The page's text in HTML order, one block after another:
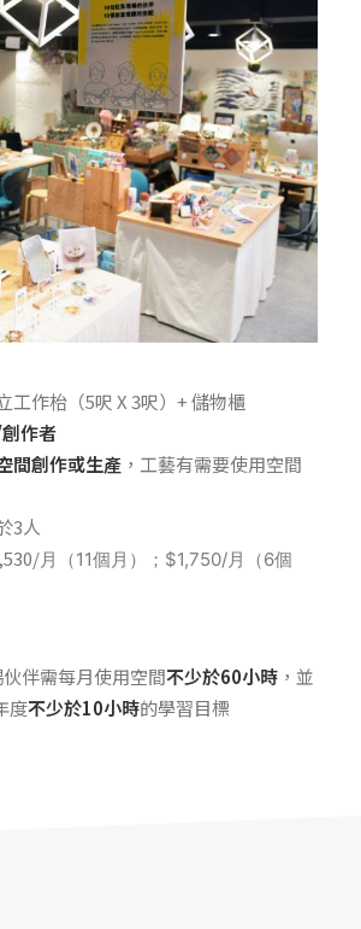
工作枱（5呎 X 3呎）+ 儲物櫃
作者
間創作或生產 ，工藝有需要使用空間
3人
月（11個月）； $1,750/月（6個
伴需每月使用空間不少於60小時 ，並
度不少於10小時的學習目標